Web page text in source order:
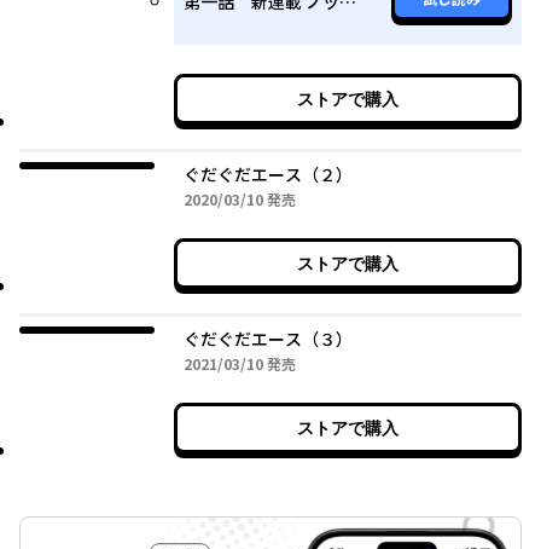
ストアで購入
ぐだぐだエース（２）
2020/03/102020年03月10日
発売
ストアで購入
ぐだぐだエース（３）
2021/03/102021年03月10日
発売
ストアで購入